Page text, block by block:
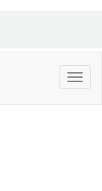
Toggle